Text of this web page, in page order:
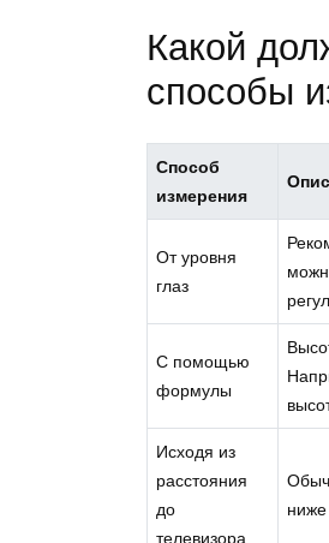
Какой
способы
Способ
измерения
От уровня
глаз
С помощью
формулы
Исходя из
расстояния
до
телевизора
ниже